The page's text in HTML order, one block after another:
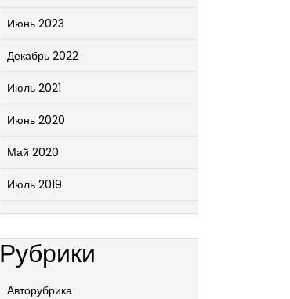
Июнь 2023
Декабрь 2022
Июль 2021
Июнь 2020
Май 2020
Июль 2019
Рубрики
Авторубрика